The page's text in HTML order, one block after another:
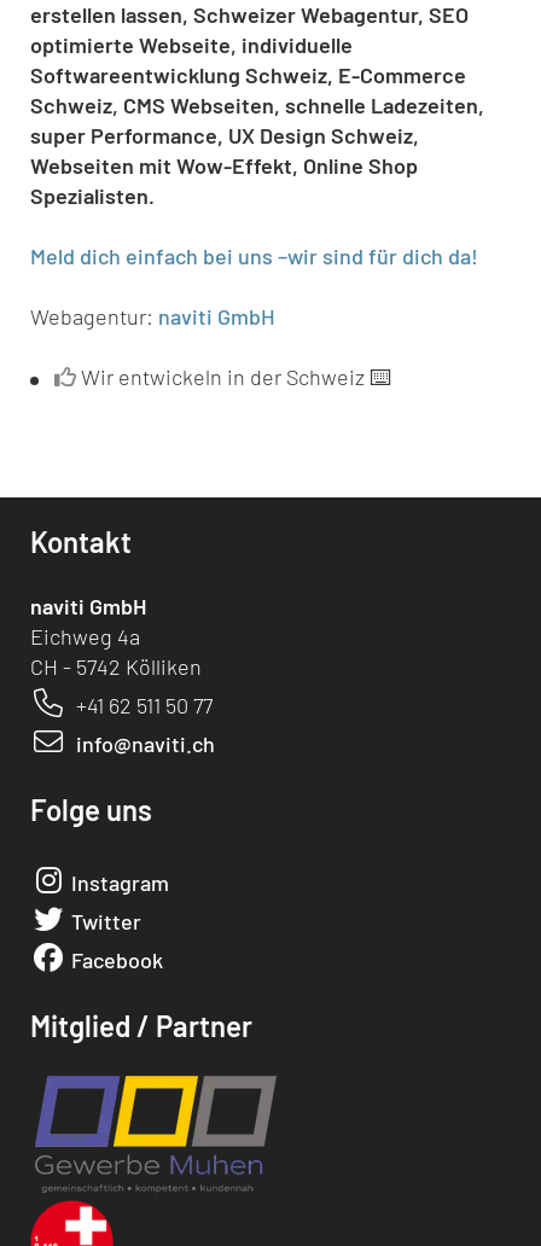
erstellen lassen, Schweizer Webagentur, SEO
optimierte Webseite, individuelle
Softwareentwicklung Schweiz, E-Commerce
Schweiz, CMS Webseiten, schnelle Ladezeiten,
super Performance, UX Design Schweiz,
Webseiten mit Wow-Effekt, Online Shop
Spezialisten.
Meld dich einfach bei uns –wir sind für dich da!
Webagentur: naviti GmbH
Wir entwickeln in der Schweiz ⌨️
Kontakt
naviti GmbH
Eichweg 4a
CH - 5742 Kölliken
+41 62 511 50 77
info@naviti.ch
Folge uns
Instagram
Twitter
Facebook
Mitglied / Partner